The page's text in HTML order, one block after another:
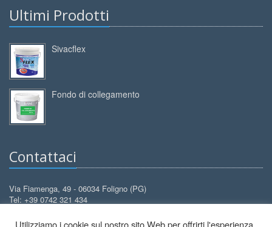
Ultimi Prodotti
Sivacflex
Fondo di collegamento
Contattaci
Via Fiamenga, 49 - 06034 Foligno (PG)
Tel: +39 0742 321 434
Utilizziamo i cookie sul nostro sito Web per offrirti l'esperienza